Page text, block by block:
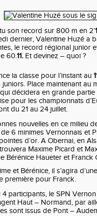
son record sur 800 m en 2’
dernier, Valentine Huzé a
le record régional junior
60.11. Et devinez – quoi ?
la classe pour l’instant au
juniors. Place maintenant au
décidera en grande
pour les championnats
du 21 au 24 juillet.
nouvelles en ce milieu
6 minimes Vernonnais et
d’or. A Obernai, en
Maxime Picard et
Bérénice Haueter et Franck
et Bérénice, il s’agira
première pour Franck.
4 participants, le SPN
Haut – Normand, par
sont issus de Pont –